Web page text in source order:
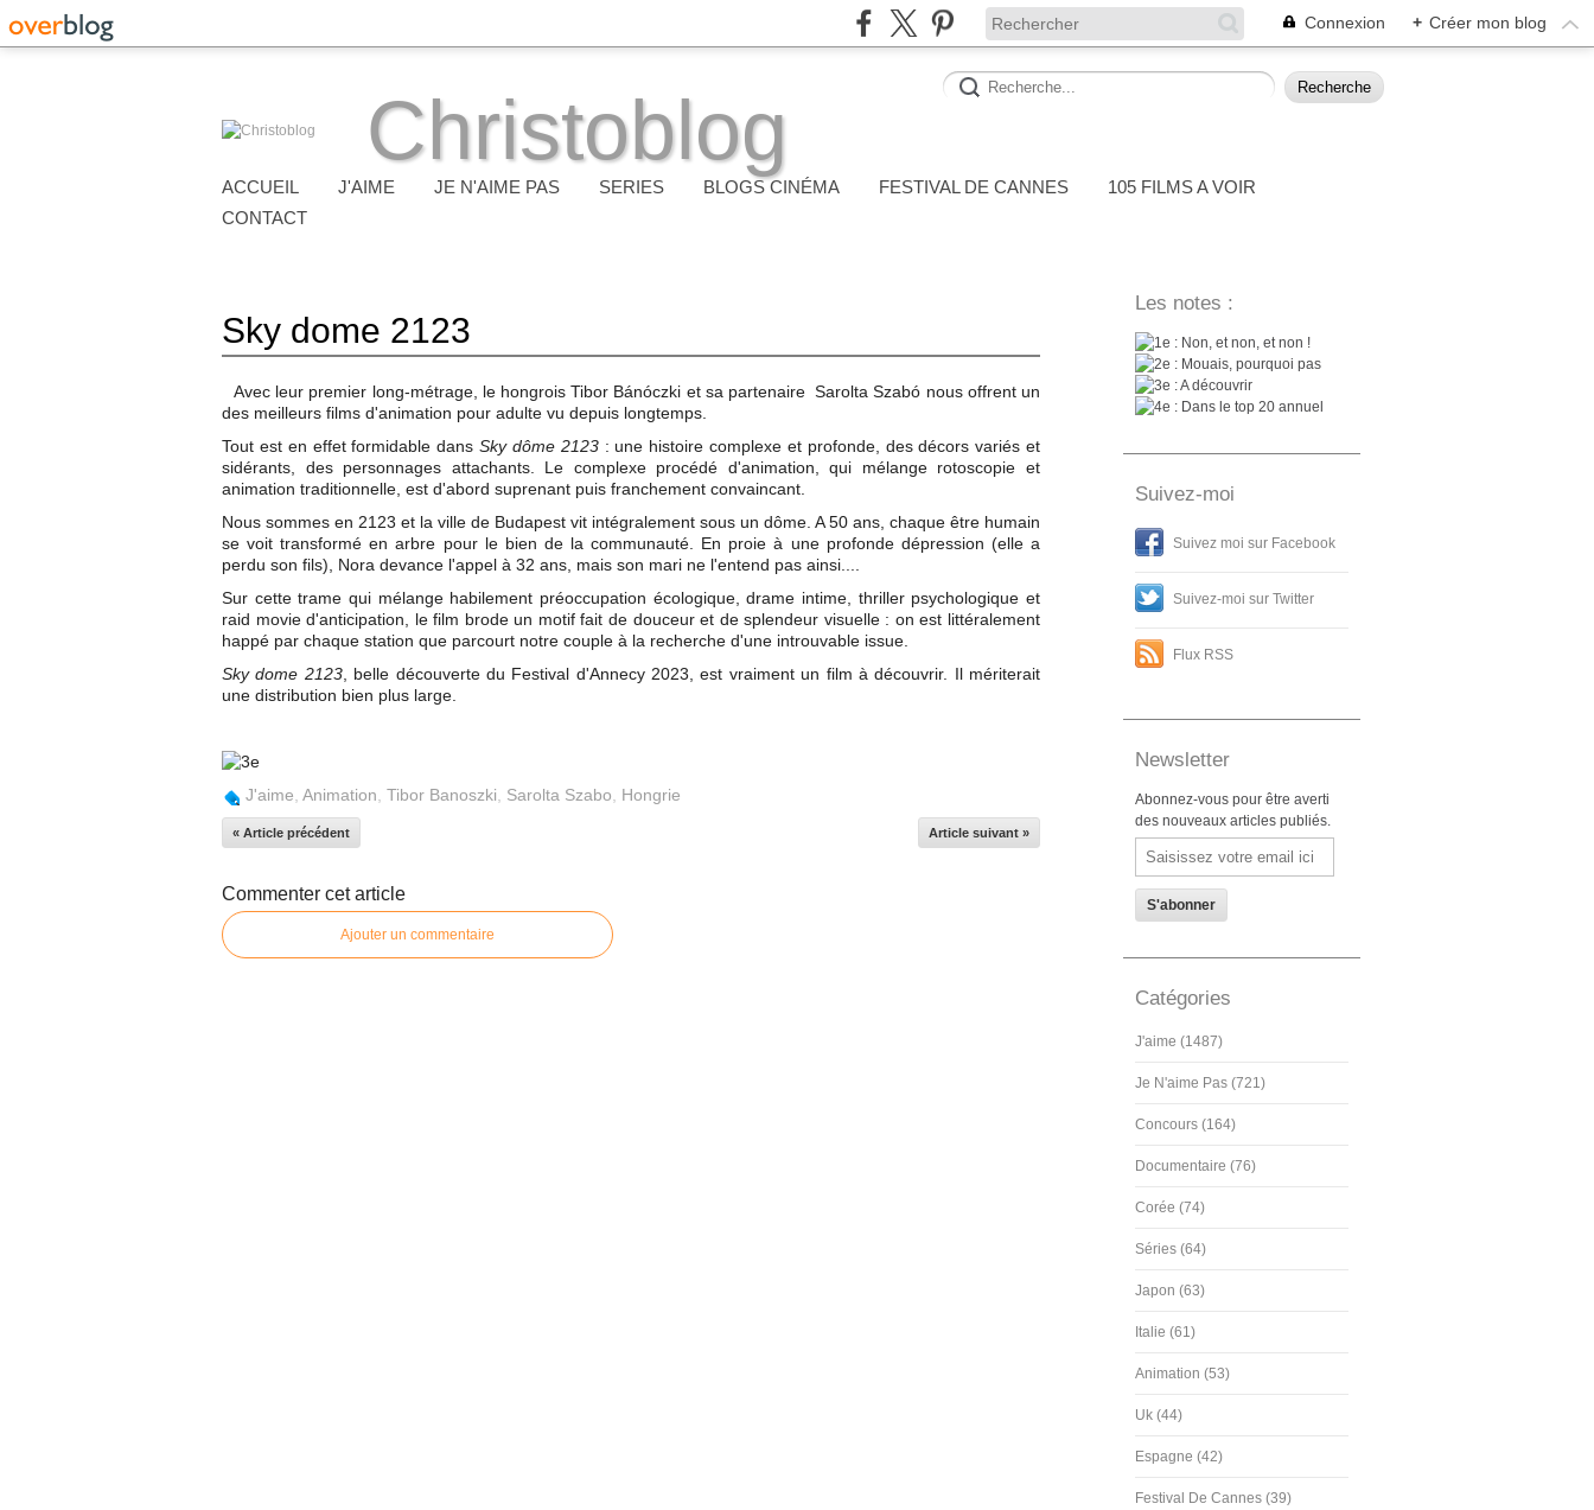
Connexion + Créer mon blog
Christoblog
ACCUEIL J'AIME JE N'AIME PAS SERIES BLOGS CINÉMA FESTIVAL DE CANNES
105 FILMS A VOIR
CONTACT
Sky dome 2123
Avec leur premier long-métrage, le hongrois Tibor Bánóczki et sa partenaire Sarolta Szabó nous offrent un
des meilleurs films d'animation pour adulte vu depuis longtemps.
Tout est en effet formidable dans Sky dôme 2123: une histoire complexe et profonde, des décors variés et
sidérants, des personnages attachants. Le complexe procédé d'animation, qui mélange rotoscopie et
animation traditionnelle, est d'abord suprenant puis franchement convaincant.
Nous sommes en 2123 et la ville de Budapest vit intégralement sous un dôme. A 50 ans, chaque être humain
se voit transformé en arbre pour le bien de la communauté. En proie à une profonde dépression (elle a
perdu son fils), Nora devance l'appel à 32 ans, mais son mari ne l'entend pas ainsi....
Sur cette trame qui mélange habilement préoccupation écologique, drame intime, thriller psychologique et
raid movie d'anticipation, le film brode un motif fait de douceur et de splendeur visuelle : on est littéralement
happé par chaque station que parcourt notre couple à la recherche d'une introuvable issue.
Sky dome 2123, belle découverte du Festival d'Annecy 2023, est vraiment un film à découvrir. Il mériterait
une distribution bien plus large.
J'aime Animation Tibor Banoszki Sarolta Szabo Hongrie
« Article précédent Article suivant »
Commenter cet article
Ajouter un commentaire
Les notes :
: Non, et non, et non !
: Mouais, pourquoi pas
: A découvrir
: Dans le top 20 annuel
Suivez-moi
Suivez moi sur Facebook
Suivez-moi sur Twitter
Flux RSS
Newsletter
Abonnez-vous pour être averti
des nouveaux articles publiés.
Email
Catégories
J'aime (1487)
Je N'aime Pas (721)
Concours (164)
Documentaire (76)
Corée (74)
Séries (64)
Japon (63)
Italie (61)
Animation (53)
Uk (44)
Espagne (42)
Festival De Cannes (39)